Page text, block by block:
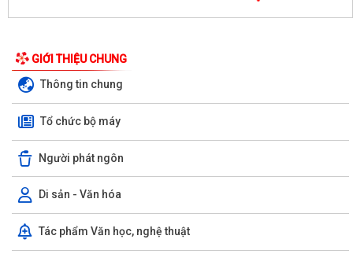
GIỚI THIỆU CHUNG
Thông tin chung
Tổ chức bộ máy
Người phát ngôn
Di sản - Văn hóa
Tác phẩm Văn học, nghệ thuật